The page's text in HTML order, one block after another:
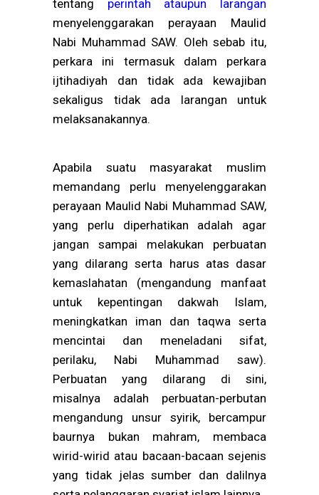
tentang
perintah ataupun larangan
menyelenggarakan perayaan Maulid
Nabi Muhammad SAW. Oleh sebab itu,
perkara ini termasuk dalam perkara
ijtihadiyah dan tidak ada kewajiban
sekaligus tidak ada larangan untuk
melaksanakannya.
Apabila suatu masyarakat muslim
memandang perlu menyelenggarakan
perayaan Maulid Nabi Muhammad SAW,
yang perlu diperhatikan adalah agar
jangan sampai melakukan perbuatan
yang dilarang serta harus atas dasar
kemaslahatan (mengandung manfaat
untuk kepentingan dakwah Islam,
meningkatkan iman dan taqwa serta
mencintai dan meneladani sifat,
perilaku, Nabi Muhammad saw).
Perbuatan yang dilarang di sini,
misalnya adalah perbuatan-perbutan
mengandung unsur syirik, bercampur
baurnya bukan mahram, membaca
wirid-wirid atau bacaan-bacaan sejenis
yang tidak jelas sumber dan dalilnya